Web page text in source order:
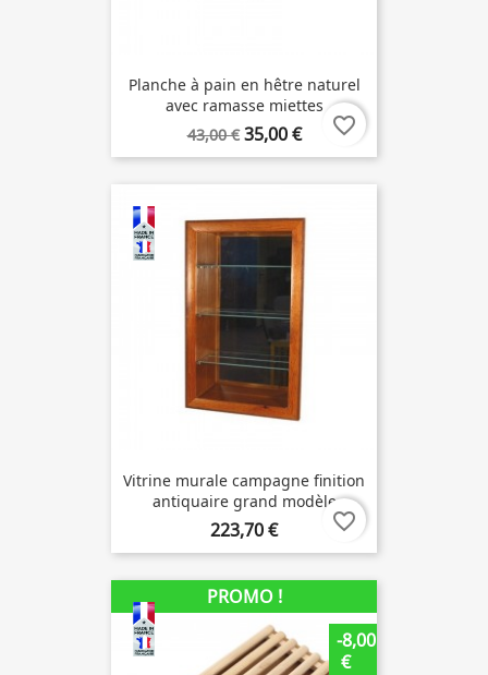
Planche à pain en hêtre naturel
avec ramasse miettes
43,00 € 35,00 € favorite_border
Vitrine murale campagne finition
antiquaire grand modèle
223,70 € favorite_border
PROMO !
-8,00
€